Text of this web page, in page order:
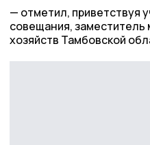
отметил, приветствуя
совещания, заместитель
хозяйств Тамбовской